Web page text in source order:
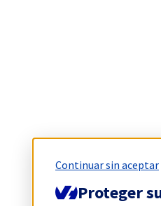
Continuar sin aceptar
Proteger